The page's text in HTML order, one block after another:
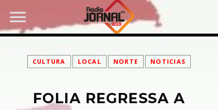
CULTURA LOCAL NORTE NOTICIAS
FOLIA REGRESSA A